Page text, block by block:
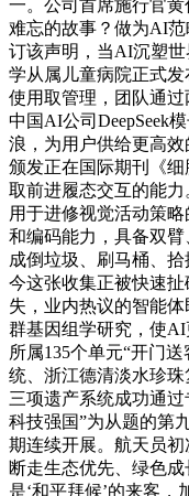
一。公司首席施行官
难忘的故事？做为AI
订该声明，当AI沉塑
学从属儿童病院正式发
使用取管理，团队通过
中国AI公司DeepSeek
浪，为用户供给更高
颁发正在国际期刊《
取前进履态交互的能
用于进修视觉活动策
和编码能力，具备双
成倒垃圾、刷马桶、
今这张收集正被快速
失，业内热议的智能
群基因组学研究，使AI
所属135个单元“开门
统、浙江德清淡水珍
三项遗产系统成功通
科技强国”为从题的第
期连续开展。航天员
断走生态优先、绿色
是‘和平拜候’的来客